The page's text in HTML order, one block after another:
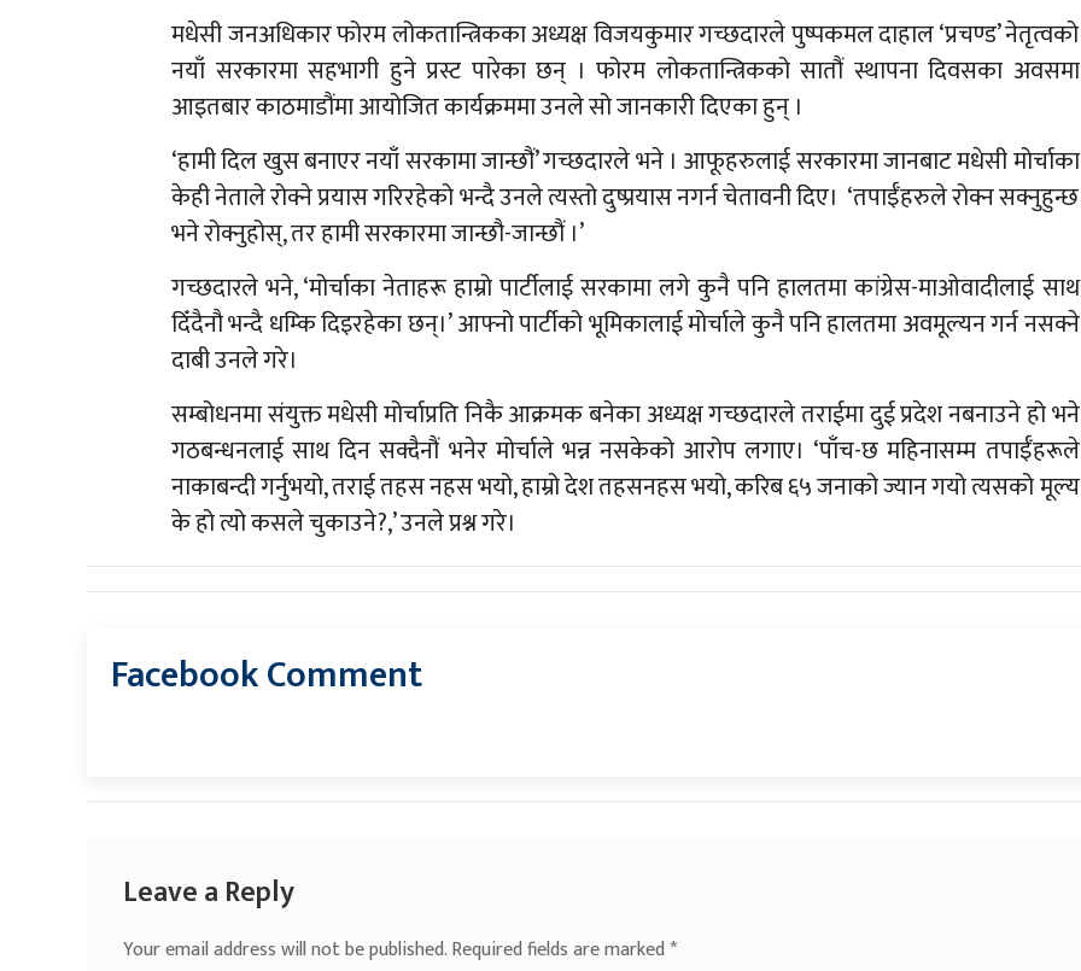
मधेसी जनअधिकार फोरम लोकतान्त्रिकका अध्यक्ष विजयकुमार गच्छदारले पुष्पकमल दाहाल ‘प्रचण्ड’ नेतृत्वको
नयाँ सरकारमा सहभागी हुने प्रस्ट पारेका छन् । फोरम लोकतान्त्रिकको सातौं स्थापना दिवसका अवसमा
आइतबार काठमाडौंमा आयोजित कार्यक्रममा उनले सो जानकारी दिएका हुन् ।
‘हामी दिल खुस बनाएर नयाँ सरकामा जान्छौं’ गच्छदारले भने । आफूहरुलाई सरकारमा जानबाट मधेसी मोर्चाका
केही नेताले रोक्ने प्रयास गरिरहेको भन्दै उनले त्यस्तो दुष्प्रयास नगर्न चेतावनी दिए। ‘तपाईँहरुले रोक्न सक्नुहुन्छ
भने रोक्नुहोस्, तर हामी सरकारमा जान्छौ-जान्छौं ।’
गच्छदारले भने, ‘मोर्चाका नेताहरू हाम्रो पार्टीलाई सरकामा लगे कुनै पनि हालतमा कांग्रेस-माओवादीलाई साथ
दिँदैनौ भन्दै धम्कि दिइरहेका छन्।’ आफ्नो पार्टीको भूमिकालाई मोर्चाले कुनै पनि हालतमा अवमूल्यन गर्न नसक्ने
दाबी उनले गरे।
सम्बोधनमा संयुक्त मधेसी मोर्चाप्रति निकै आक्रमक बनेका अध्यक्ष गच्छदारले तराईमा दुई प्रदेश नबनाउने हो भने
गठबन्धनलाई साथ दिन सक्दैनौं भनेर मोर्चाले भन्न नसकेको आरोप लगाए। ‘पाँच-छ महिनासम्म तपाईँहरूले
नाकाबन्दी गर्नुभयो, तराई तहस नहस भयो, हाम्रो देश तहसनहस भयो, करिब ६५ जनाको ज्यान गयो त्यसको मूल्य
के हो त्यो कसले चुकाउने?,’ उनले प्रश्न गरे।
Facebook Comment
Leave a Reply
Your email address will not be published.Required fields are marked*